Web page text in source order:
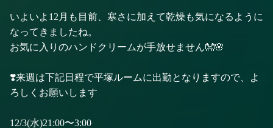
いよいよ12月も目前、寒さに加えて乾燥も気になるように
なってきましたね。
お気に入りのハンドクリームが手放せません👐🌸
❣️来週は下記日程で平塚ルームに出勤となりますので、よ
ろしくお願いします
12/3(水)21:00〜3:00